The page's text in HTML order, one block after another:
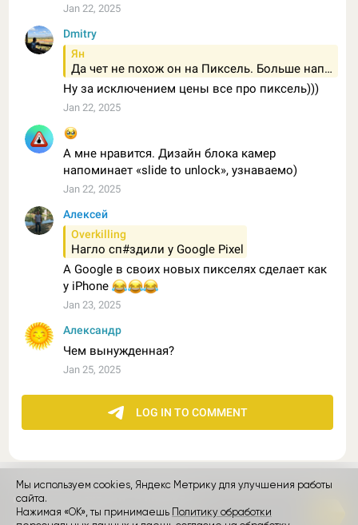
контакты
Мы используем cookies, Яндекс Метрику для улучшения работы
сайта.
Нажимая «ОК», ты принимаешь Политику обработки